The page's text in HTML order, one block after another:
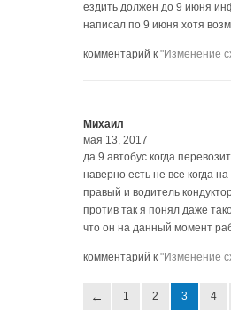
ездить должен до 9 июня
написал по 9 июня хотя
комментарий к "Изменение
Михаил
мая 13, 2017
да 9 автобус когда
наверно есть не все когда
правый и водитель
против так я понял даже
что он на данный момент
комментарий к "Изменение
1 2 3 4